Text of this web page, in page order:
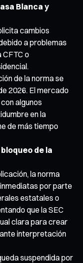
Blanca y
cambios
a problemas
CFTC o
de la norma se
2026. El mercado
algunos
en la
de más tiempo
de la
la norma
por parte
estatales o
que la SEC
clara para crear
interpretación
suspendida por